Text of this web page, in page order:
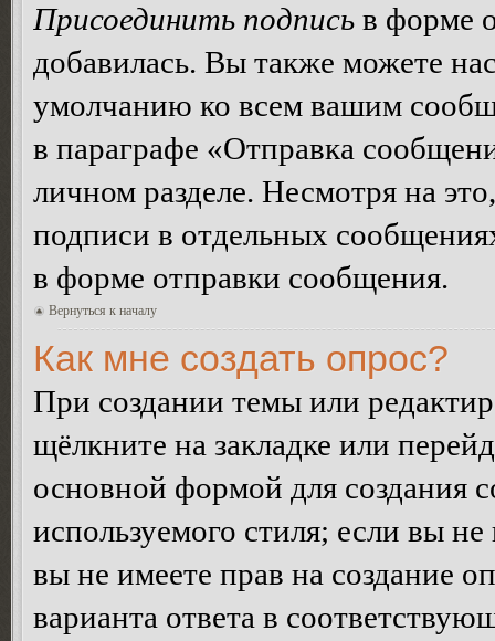
Присоединить подпись в форме
добавилась. Вы также можете
умолчанию ко всем вашим
в параграфе «Отправка
личном разделе. Несмотря на
подписи в отдельных
в форме отправки сообщения.
Вернуться к началу
Как мне создать опрос?
При создании темы или
щёлкните на закладке или
основной формой для создания
используемого стиля; если вы
вы не имеете прав на создание
варианта ответа в